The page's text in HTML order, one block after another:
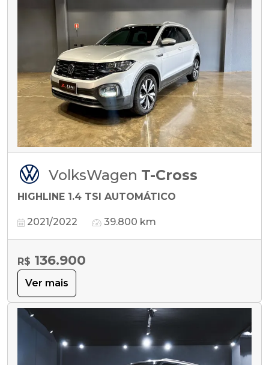
VolksWagen T-Cross
HIGHLINE 1.4 TSI AUTOMÁTICO
2021/2022 39.800 km
R$ 136.900
Ver mais